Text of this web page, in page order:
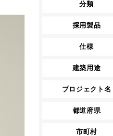
分類
採用製品
仕様
建築用途
プロジェクト名
都道府県
市町村